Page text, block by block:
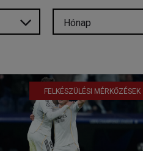
Hónap
FELKÉSZÜLÉSI MÉRKŐZÉSEK